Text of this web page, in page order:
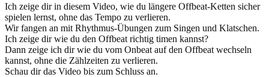
Ich zeige dir in diesem Video, wie du längere Offbeat-Ketten sicher
spielen lernst, ohne das Tempo zu verlieren.
Wir fangen an mit Rhythmus-Übungen zum Singen und Klatschen.
Ich zeige dir wie du den Offbeat richtig timen kannst?
Dann zeige ich dir wie du vom Onbeat auf den Offbeat wechseln
kannst, ohne die Zählzeiten zu verlieren.
Schau dir das Video bis zum Schluss an.